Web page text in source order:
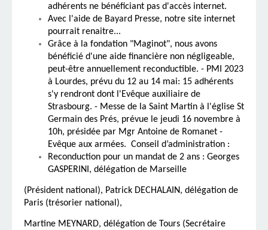
adhérents ne bénéficiant pas d'accès internet.
Avec l'aide de Bayard Presse, notre site internet
pourrait renaitre...
Grâce à la fondation "Maginot", nous avons
bénéficié d'une aide financière non négligeable,
peut-être annuellement reconductible. - PMI 2023
à Lourdes, prévu du 12 au 14 mai: 15 adhérents
s'y rendront dont l'Evêque auxiliaire de
Strasbourg. - Messe de la Saint Martin à l'église St
Germain des Prés, prévue le jeudi 16 novembre à
10h, présidée par Mgr Antoine de Romanet -
Evêque aux armées. Conseil d’administration :
Reconduction pour un mandat de 2 ans : Georges
GASPERINI, délégation de Marseille
(Président national), Patrick DECHALAIN, délégation de
Paris (trésorier national),
Martine MEYNARD, délégation de Tours (Secrétaire